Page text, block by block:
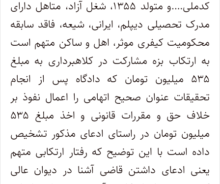
کدملی….و متولد ۱۳۵۵، شغل آزاد، متاهل دارای
مدرک تحصیلی دیپلم، ایرانی، شیعه، فاقد سابقه
محکومیت کیفری موثر، اهل و ساکن متهم است
به ارتکاب بزه مشارکت در کلاهبرداری به مبلغ
۵۳۵ میلیون تومان که دادگاه پس از انجام
تحقیقات عنوان صحیح اتهامی را اعمال نفوذ بر
خلاف حق و مقررات قانونی و اخذ مبلغ ۵۳۵
میلیون تومان در راستای ادعای مذکور تشخیص
داده است با این توضیح که رفتار ارتکابی متهم
یعنی ادعای داشتن قاضی آشنا در دیوان عالی